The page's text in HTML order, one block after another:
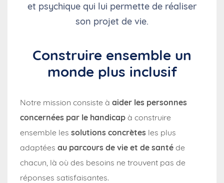
et psychique qui lui permette de réaliser
son projet de vie.
Construire ensemble un
monde plus inclusif
Notre mission consiste à aider les personnes
concernées par le handicap à construire
ensemble les solutions concrètes les plus
adaptées au parcours de vie et de santé de
chacun, là où des besoins ne trouvent pas de
réponses satisfaisantes.